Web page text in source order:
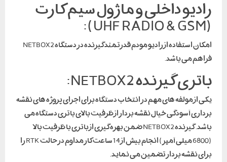
رادیو داخلی و ماژول سیم کارت
(UHF RADIO & GSM):
امکان استفاده از رادیو مودم قدرتمند گیرنده در دستگاه NETBOX2
فراهم می باشد.
باتری گیرنده NETBOX2:
یکی از مولفه های مهم در انتخاب دستگاه برای اجرای پروژه های نقشه
برداری آسودگی خیال نقشه بردار از ظرفیت بالای باتری دستگاه می
باشد. گیرنده NETBOX2 ضمن بهره گیری از باتری با ظرفیت بالا
(6800 میلی آمپر ) انجام بیش از 14 ساعت کار مداوم در حالت RTK را
برای نقشه بردار تضمین می نماید.